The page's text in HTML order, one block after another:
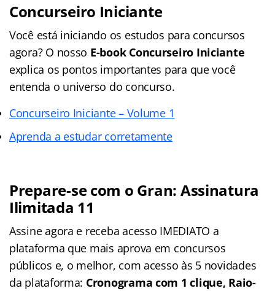
Concurseiro Iniciante
Você está iniciando os estudos para concursos
agora? O nosso E-book Concurseiro Iniciante
explica os pontos importantes para que você
entenda o universo do concurso.
Concurseiro Iniciante – Volume 1
Aprenda a estudar corretamente
Prepare-se com o Gran: Assinatura
Ilimitada 11
Assine agora e receba acesso IMEDIATO a
plataforma que mais aprova em concursos
públicos e, o melhor, com acesso às 5 novidades
da plataforma: Cronograma com 1 clique, Raio-